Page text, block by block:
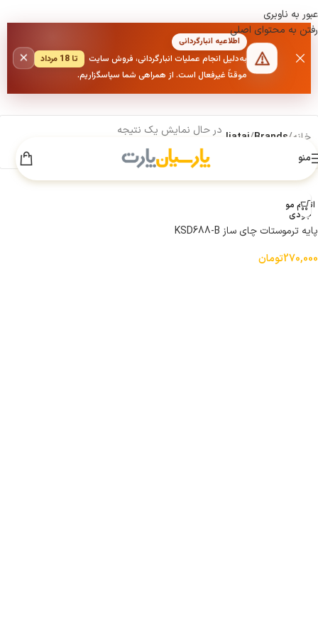
عبور به ناوبری
رفتن به محتوای اصلی
اطلاعیه انبارگردانی
به‌دلیل انجام عملیات انبارگردانی، فروش سایت
تا 18 مرداد
موقتاً غیرفعال است. از همراهی شما سپاسگزاریم.
×
منو
خانه/
Brands
/
Jiatai در حال نمایش یک نتیجه
نمایش
24 فیلترها
اتمام مو
جودی
پایه ترموستات چای ساز KSD688-B
270,000تومان